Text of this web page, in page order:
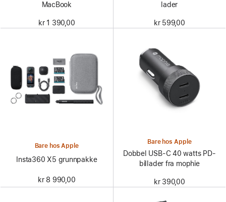
MacBook
kr 1 390,00
lader
kr 599,00
Bare hos Apple
Insta360 X5 grunnpakke
kr 8 990,00
Bare hos Apple
Dobbel USB-C 40 watts PD-
billader fra mophie
kr 390,00